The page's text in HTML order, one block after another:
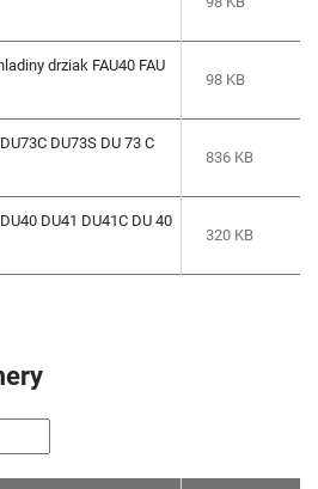
drziak FAU40 FAU
98 KB
DU73S DU 73 C
836 KB
DU41 DU41C DU 40
320 KB